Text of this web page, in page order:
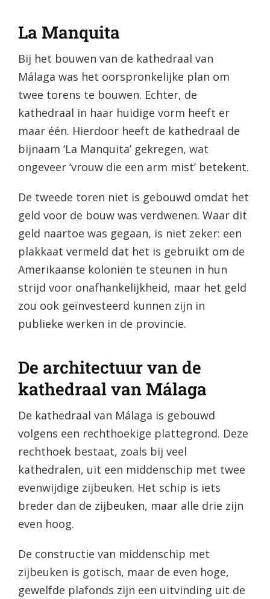
La Manquita
Bij het bouwen van de kathedraal van
Málaga was het oorspronkelijke plan om
twee torens te bouwen. Echter, de
kathedraal in haar huidige vorm heeft er
maar één. Hierdoor heeft de kathedraal de
bijnaam ‘La Manquita’ gekregen, wat
ongeveer ‘vrouw die een arm mist’ betekent.
De tweede toren niet is gebouwd omdat het
geld voor de bouw was verdwenen. Waar dit
geld naartoe was gegaan, is niet zeker: een
plakkaat vermeld dat het is gebruikt om de
Amerikaanse koloniën te steunen in hun
strijd voor onafhankelijkheid, maar het geld
zou ook geïnvesteerd kunnen zijn in
publieke werken in de provincie.
De architectuur van de
kathedraal van Málaga
De kathedraal van Málaga is gebouwd
volgens een rechthoekige plattegrond. Deze
rechthoek bestaat, zoals bij veel
kathedralen, uit een middenschip met twee
evenwijdige zijbeuken. Het schip is iets
breder dan de zijbeuken, maar alle drie zijn
even hoog.
De constructie van middenschip met
zijbeuken is gotisch, maar de even hoge,
gewelfde plafonds zijn een uitvinding uit de